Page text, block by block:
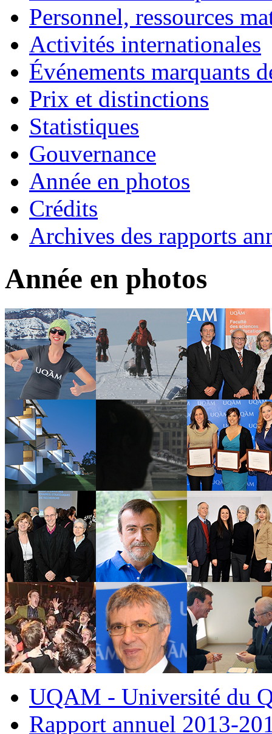
Personnel, ressources
Activités internationales
Événements marquants
Prix et distinctions
Statistiques
Gouvernance
Année en photos
Crédits
Archives des rapports
Année en photos
UQAM - Université du
Rapport annuel 2013-